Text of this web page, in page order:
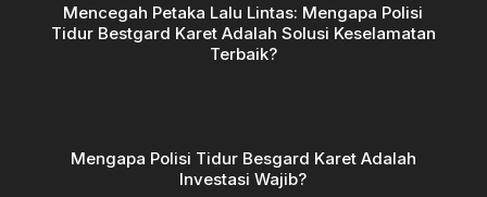
Mencegah Petaka Lalu Lintas: Mengapa Polisi
Tidur Bestgard Karet Adalah Solusi Keselamatan
Terbaik?
Mengapa Polisi Tidur Besgard Karet Adalah
Investasi Wajib?